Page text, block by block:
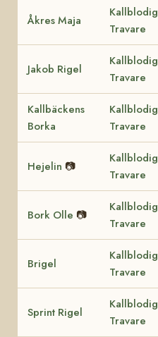
Åkres Maja
Kallblodig
Travare
Jakob Rigel
Kallblodig
Travare
Kallbäckens
Borka
Kallblodig
Travare
Hejelin 📷
Kallblodig
Travare
Bork Olle 📷
Kallblodig
Travare
Brigel
Kallblodig
Travare
Sprint Rigel
Kallblodig
Travare